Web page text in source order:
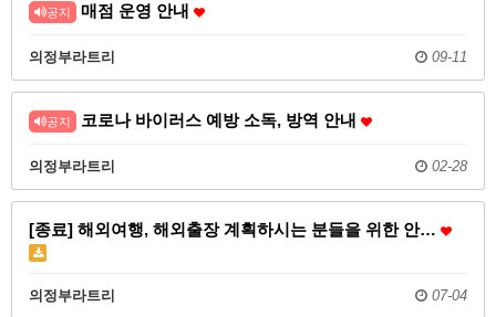
공지 매점 운영 안내
의정부라트리 09-11
공지 코로나 바이러스 예방 소독, 방역 안내
의정부라트리 02-28
[종료] 해외여행, 해외출장 계획하시는 분들을 위한 안…
의정부라트리 07-04